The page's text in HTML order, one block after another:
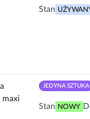
Stan
JEDYNA SZTUKA
27T Elise
Stan NOWY